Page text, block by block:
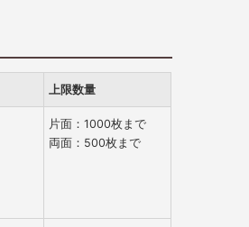
上限数量
片面：1000枚まで
両面：500枚まで